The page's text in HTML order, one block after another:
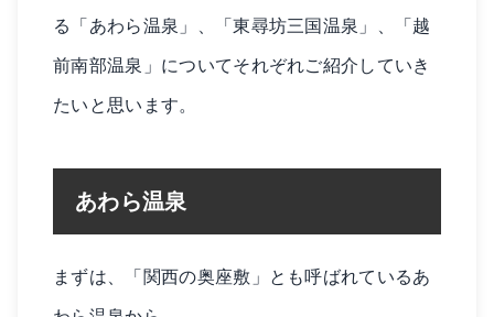
る「あわら温泉」、「東尋坊三国温泉」、「越
前南部温泉」についてそれぞれご紹介していき
たいと思います。
あわら温泉
まずは、「関西の奥座敷」とも呼ばれているあ